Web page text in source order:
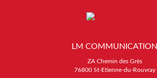
LM COMMUNICATION
ZA Chemin des Grès
76800 St-Etienne-du-Rouvray